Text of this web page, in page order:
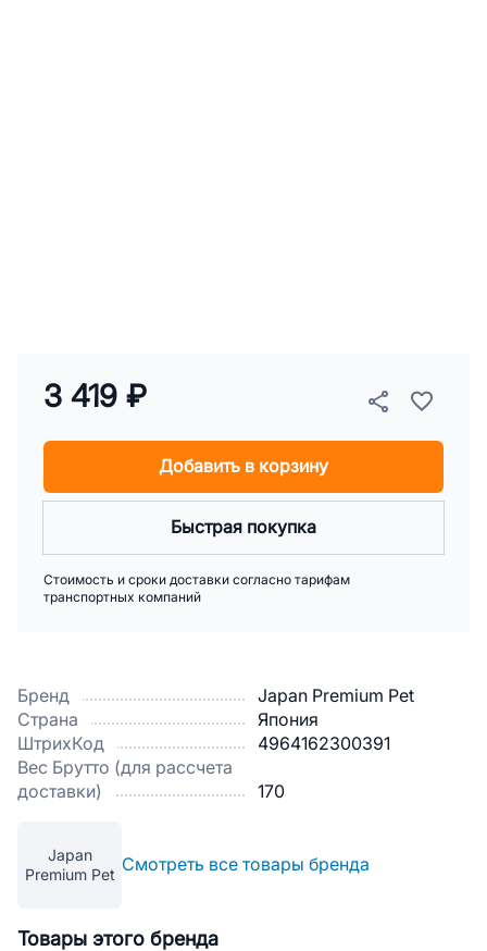
Бренд
Japan Premium Pet
Страна
Япония
ШтрихКод
4964162300391
Вес Брутто (для рассчета
доставки)
170
Japan
Premium Pet
Смотреть все товары бренда
3 419 ₽
Добавить в корзину
Быстрая покупка
Стоимость и сроки доставки согласно тарифам
транспортных компаний
Товары этого бренда